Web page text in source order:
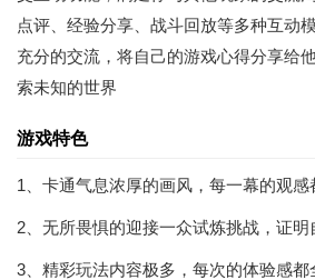
点评、经验分享、战斗回放等多种互动
充分的交流，将自己的游戏心得分享给
索未知的世界
游戏特色
1、卡通气息浓厚的画风，每一幕的观感
2、无所畏惧的迎接一众试炼挑战，证明
3、精彩玩法内容极多，每次的体验感都